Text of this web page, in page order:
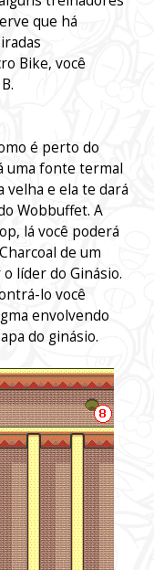
que há
Bike, você
é perto do
uma fonte termal
velha e ela te dará
Wobbuffet. A
lá você poderá
de um
líder do Ginásio.
lo você
envolvendo
do ginásio.